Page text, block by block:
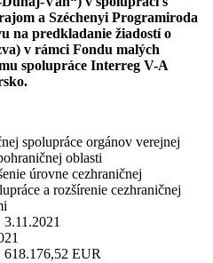
a Széchenyi Programiroda
na predkladanie žiadostí o
v rámci Fondu malých
spolupráce Interreg V-A
spolupráce orgánov verejnej
oblasti
úrovne cezhraničnej
a rozšírenie cezhraničnej
EUR